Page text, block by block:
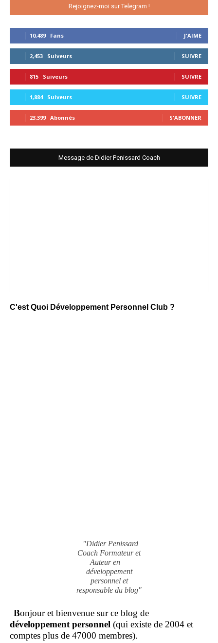
Rejoignez-moi sur Telegram !
10,489 Fans J'AIME
2,453 Suiveurs SUIVRE
815 Suiveurs SUIVRE
1,884 Suiveurs SUIVRE
23,399 Abonnés S'ABONNER
Message de Didier Penissard Coach
C'est Quoi Développement Personnel Club ?
"Didier Penissard
Coach Formateur et
Auteur en
développement
personnel et
responsable du blog"
Bonjour et bienvenue sur ce blog de
développement personnel (qui existe de 2004 et
comptes plus de 47000 membres).